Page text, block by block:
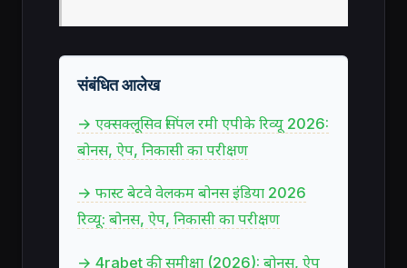
संबंधित आलेख
→ एक्सक्लूसिव सिंपल रमी एपीके रिव्यू 2026:
बोनस, ऐप, निकासी का परीक्षण
→ फास्ट बेटवे वेलकम बोनस इंडिया 2026
रिव्यू: बोनस, ऐप, निकासी का परीक्षण
→ 4rabet की समीक्षा (2026): बोनस, ऐप